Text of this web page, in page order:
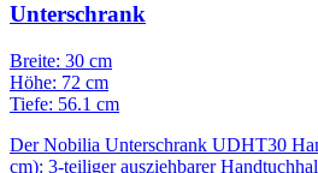
Unterschrank
Breite: 30 cm
Höhe: 72 cm
Tiefe: 56.1 cm
Der Nobilia Unterschrank UDHT30
cm): 3-teiliger ausziehbarer